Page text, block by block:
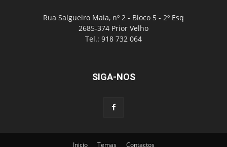
Rua Salgueiro Maia, nº 2 - Bloco 5 - 2º Esq
2685-374 Prior Velho
Tel.: 918 732 064
SIGA-NOS
Inicio Temas Contactos